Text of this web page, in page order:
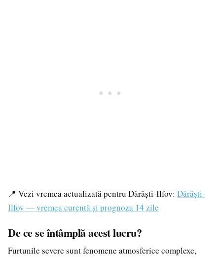
📍 Vezi vremea actualizată pentru Dărăști-Ilfov: Dărăști-
Ilfov — vremea curentă și prognoza 14 zile
De ce se întâmplă acest lucru?
Furtunile severe sunt fenomene atmosferice complexe,